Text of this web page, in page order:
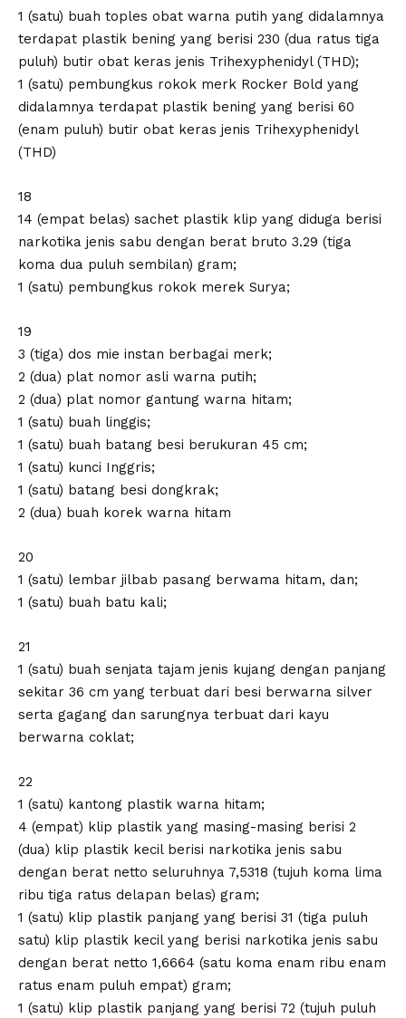
1 (satu) buah toples obat warna putih yang didalamnya
terdapat plastik bening yang berisi 230 (dua ratus tiga
puluh) butir obat keras jenis Trihexyphenidyl (THD);
1 (satu) pembungkus rokok merk Rocker Bold yang
didalamnya terdapat plastik bening yang berisi 60
(enam puluh) butir obat keras jenis Trihexyphenidyl
(THD)
18
14 (empat belas) sachet plastik klip yang diduga berisi
narkotika jenis sabu dengan berat bruto 3.29 (tiga
koma dua puluh sembilan) gram;
1 (satu) pembungkus rokok merek Surya;
19
3 (tiga) dos mie instan berbagai merk;
2 (dua) plat nomor asli warna putih;
2 (dua) plat nomor gantung warna hitam;
1 (satu) buah linggis;
1 (satu) buah batang besi berukuran 45 cm;
1 (satu) kunci Inggris;
1 (satu) batang besi dongkrak;
2 (dua) buah korek warna hitam
20
1 (satu) lembar jilbab pasang berwama hitam, dan;
1 (satu) buah batu kali;
21
1 (satu) buah senjata tajam jenis kujang dengan panjang
sekitar 36 cm yang terbuat dari besi berwarna silver
serta gagang dan sarungnya terbuat dari kayu
berwarna coklat;
22
1 (satu) kantong plastik warna hitam;
4 (empat) klip plastik yang masing-masing berisi 2
(dua) klip plastik kecil berisi narkotika jenis sabu
dengan berat netto seluruhnya 7,5318 (tujuh koma lima
ribu tiga ratus delapan belas) gram;
1 (satu) klip plastik panjang yang berisi 31 (tiga puluh
satu) klip plastik kecil yang berisi narkotika jenis sabu
dengan berat netto 1,6664 (satu koma enam ribu enam
ratus enam puluh empat) gram;
1 (satu) klip plastik panjang yang berisi 72 (tujuh puluh